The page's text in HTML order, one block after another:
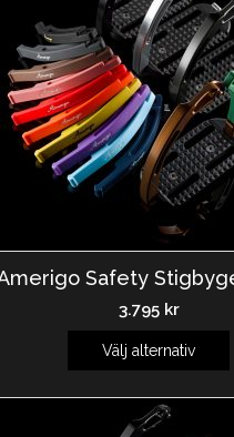
Safety
3.795 kr
Välj alternativ